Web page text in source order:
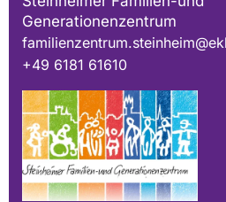
Generationenzentrum
+49 6181 61610